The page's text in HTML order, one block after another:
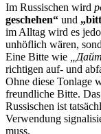
Im Russischen wird
geschehen“ und
im Alltag wird es
unhöflich wären,
Eine Bitte wie
richtigen auf- und
Ohne diese Tonlage
freundliche Bitte.
Russischen ist
Verwendung
muss.